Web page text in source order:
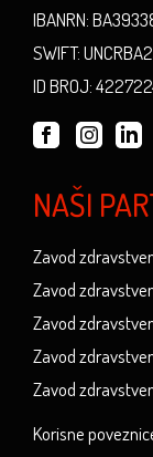
IBANRN:
SWIFT:
ID BROJ:
NAŠI
Zavod
Zavod
Zavod
Zavod
Zavod
Korisne